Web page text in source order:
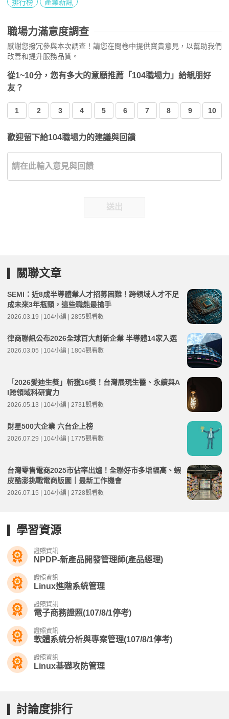
排行榜 產業新訊
職場力滿意度調查
感謝您撥冗參與本次調查！請您在問卷中提供寶貴意見，以幫助我們
改善和提升服務品質。
從1~10分，您有多大的意願推薦「104職場力」給親朋好
友？
1 2 3 4 5 6 7 8 9 10
歡迎留下給104職場力的建議與回饋
送出
關聯文章
SEMI：近8成半導體業人才招募困難！跨領域人才不足
成未來3年瓶頸，這些職能最搶手
2026.03.19 | 104小編 | 2855觀看數
律商聯訊公布2026全球百大創新企業 半導體14家入選
2026.03.05 | 104小編 | 1804觀看數
「2026愛迪生獎」斬獲16獎！台灣展現生醫、永續與A
I跨領域科研實力
2026.05.13 | 104小編 | 2731觀看數
財星500大企業 六台企上榜
2026.07.29 | 104小編 | 1775觀看數
台灣零售電商2025市佔率出爐！全聯好市多增幅高、蝦
皮酷澎挑戰電商版圖｜最新工作機會
2026.07.15 | 104小編 | 2728觀看數
學習資源
證照資訊
NPDP-新產品開發管理師(產品經理)
證照資訊
Linux進階系統管理
證照資訊
電子商務證照(107/8/1停考)
證照資訊
軟體系統分析與專案管理(107/8/1停考)
證照資訊
Linux基礎攻防管理
討論度排行